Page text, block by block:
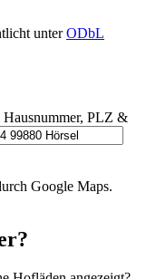
unterODbL
Hausnummer, PLZ &
Google Maps.